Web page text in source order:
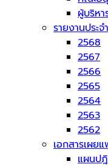
ผู้บริหา
รายงานประ
2568
2567
2566
2565
2564
2563
2562
เอกสารเผย
แผนป